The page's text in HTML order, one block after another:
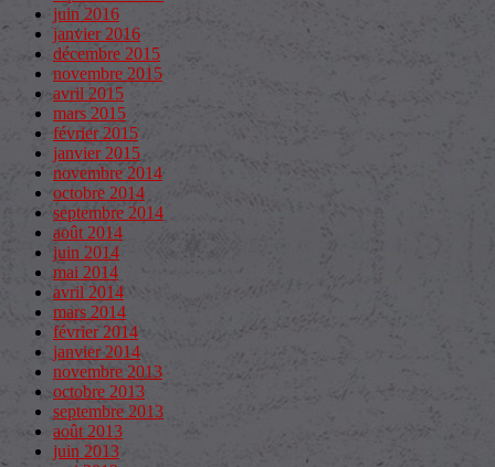
juin 2016
janvier 2016
décembre 2015
novembre 2015
avril 2015
mars 2015
février 2015
janvier 2015
novembre 2014
octobre 2014
septembre 2014
août 2014
juin 2014
mai 2014
avril 2014
mars 2014
février 2014
janvier 2014
novembre 2013
octobre 2013
septembre 2013
août 2013
juin 2013